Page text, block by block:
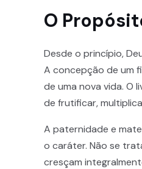
O
Desde o princípio,
A concepção de um
de uma nova vida. O
de frutificar,
A paternidade e
o caráter. Não se
cresçam